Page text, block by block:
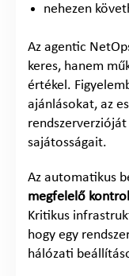
nehezen
Az agentic
keres, hanem
értékel.
ajánlásokat, az
sajátosságait.
Az automatikus
megfelelő
Kritikus
hogy egy
hálózati